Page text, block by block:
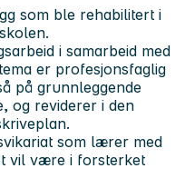
som ble rehabilitert i
i samarbeid med
er profesjonsfaglig
på grunnleggende
og reviderer i den
som lærer med
vil være i forsterket